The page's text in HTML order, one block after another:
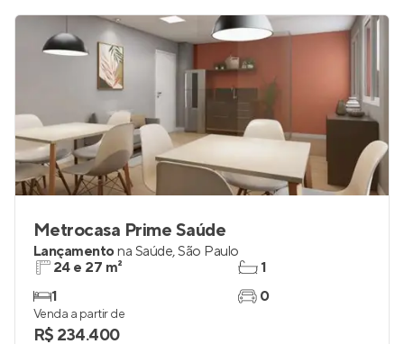
Metrocasa Prime Saúde
Lançamentona Saúde,São Paulo
24 e 27 m²
1
1
0
Venda a partir de
R$ 234.400